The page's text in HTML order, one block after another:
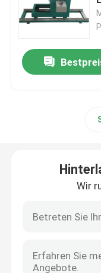
Trocknungsofen
Vakuumguss
Transformator-
CRGO CRNGO
Wir